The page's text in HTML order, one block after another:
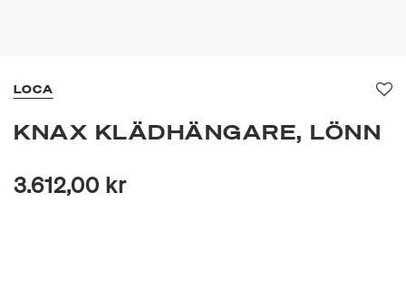
LOCA
KNAX KLÄDHÄNGARE, LÖNN
3.612,00 kr